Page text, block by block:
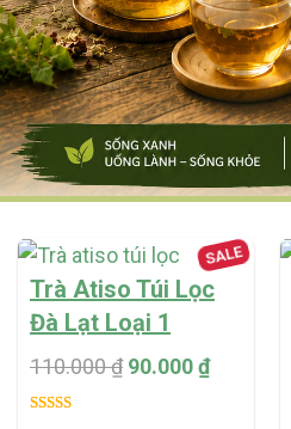
SALE
Trà Atiso Túi Lọc
Đà Lạt Loại 1
110.000₫ 90.000₫